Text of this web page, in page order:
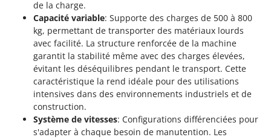
Palazzetti
Palumbo Pavi
Partisani
Paterlini
Philips
Pramac
de la charge.
Capacité variable: Supporte des charges de 500 à 800
kg, permettant de transporter des matériaux lourds
avec facilité. La structure renforcée de la machine
garantit la stabilité même avec des charges élevées,
évitant les déséquilibres pendant le transport. Cette
caractéristique la rend idéale pour des utilisations
intensives dans des environnements industriels et de
construction.
Système de vitesses: Configurations différenciées pour
s'adapter à chaque besoin de manutention. Les